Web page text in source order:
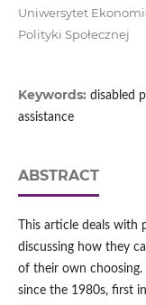
Uniwersytet
Polityki Społecznej
Keywords: disabled
assistance
ABSTRACT
This article deals with
discussing how they
of their own choosing.
since the 1980s, first